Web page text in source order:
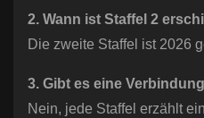
2. Wann ist Staffel 2
Die zweite Staffel ist 2026
3. Gibt es eine
Nein, jede Staffel erzählt